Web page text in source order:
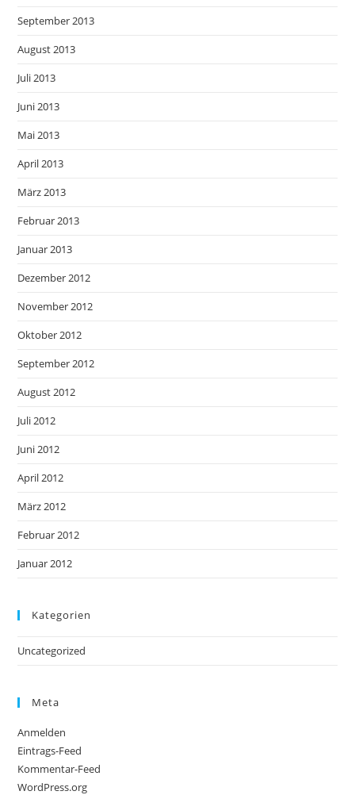
September 2013
August 2013
Juli 2013
Juni 2013
Mai 2013
April 2013
März 2013
Februar 2013
Januar 2013
Dezember 2012
November 2012
Oktober 2012
September 2012
August 2012
Juli 2012
Juni 2012
April 2012
März 2012
Februar 2012
Januar 2012
Kategorien
Uncategorized
Meta
Anmelden
Eintrags-Feed
Kommentar-Feed
WordPress.org